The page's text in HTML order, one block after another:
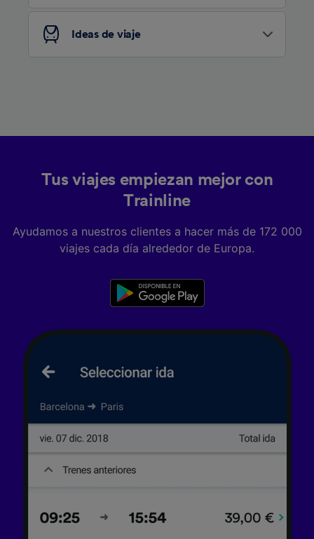
Ideas de viaje
Tus viajes empiezan mejor con
Trainline
Ayudamos a nuestros clientes a hacer más de 172 000
viajes cada día alrededor de Europa.